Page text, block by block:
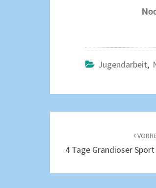
Jugendarbeit,
4 Tage Grandioser